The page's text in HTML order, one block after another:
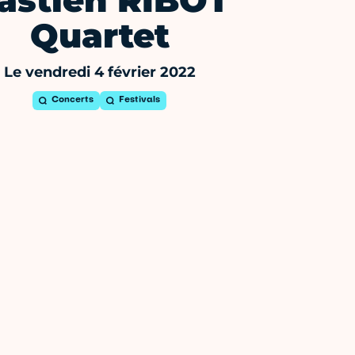
Quartet
Le vendredi 4 février 2022
Concerts Festivals